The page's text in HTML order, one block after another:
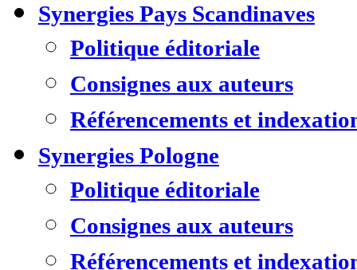
Synergies Pays Scandinaves
Politique éditoriale
Consignes aux auteurs
Référencements et
Synergies Pologne
Politique éditoriale
Consignes aux auteurs
Référencements et